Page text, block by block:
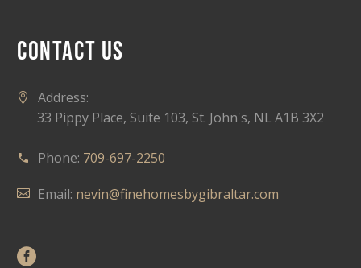
CONTACT US
Address:
33 Pippy Place, Suite 103, St. John's, NL A1B 3X2
Phone: 709-697-2250
Email: nevin@finehomesbygibraltar.com